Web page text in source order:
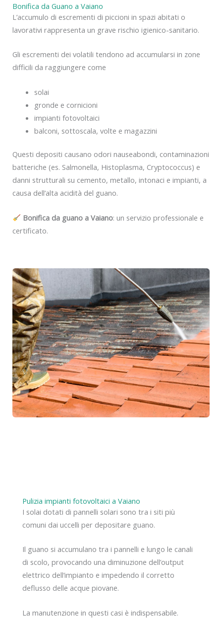
Bonifica da Guano a Vaiano
L’accumulo di escrementi di piccioni in spazi abitati o
lavorativi rappresenta un grave rischio igienico-sanitario.
Gli escrementi dei volatili tendono ad accumularsi in zone
difficili da raggiungere come
solai
gronde e cornicioni
impianti fotovoltaici
balconi, sottoscala, volte e magazzini
Questi depositi causano odori nauseabondi, contaminazioni
batteriche (es. Salmonella, Histoplasma, Cryptococcus) e
danni strutturali su cemento, metallo, intonaci e impianti, a
causa dell’alta acidità del guano.
Bonifica da guano a Vaiano: un servizio professionale e
certificato.
Pulizia impianti fotovoltaici a Vaiano
I solai dotati di pannelli solari sono tra i siti più
comuni dai uccelli per depositare guano.
Il guano si accumulano tra i pannelli e lungo le canali
di scolo, provocando una diminuzione dell’output
elettrico dell’impianto e impedendo il corretto
deflusso delle acque piovane.
La manutenzione in questi casi è indispensabile.